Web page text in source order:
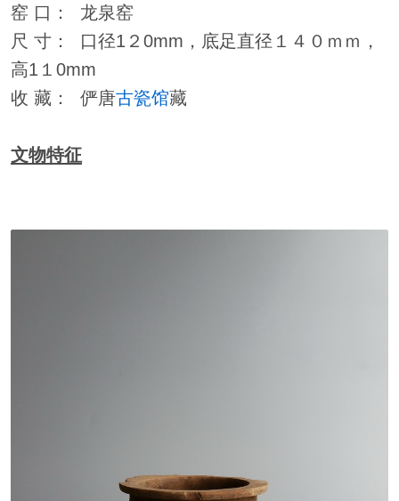
窑 口： 龙泉窑
尺 寸： 口径1２0mm，底足直径１４０ｍｍ，
高1１0mm
收 藏： 俨唐古瓷馆藏
文物特征